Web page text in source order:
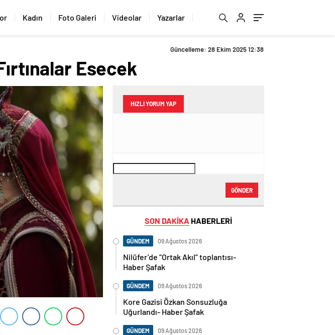
Kadın Foto Galeri Videolar Yazarlar
Güncelleme: 28 Ekim 2025 12:38
Esecek
HIZLI YORUM YAP
GÖNDER
SON DAKİKA HABERLERİ
GÜNDEM 09 Ağustos 2026
Nilüfer’de “Ortak Akıl” toplantısı-
Haber Şafak
GÜNDEM 09 Ağustos 2026
Kore Gazisi Özkan Sonsuzluğa
Uğurlandı- Haber Şafak
GÜNDEM 09 Ağustos 2026